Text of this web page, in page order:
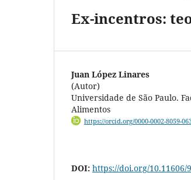
Ex-incentros:
Juan López Linares
(Autor)
Universidade de São Paulo.
Alimentos
https://orcid.org/0000-0002-8059-
DOI: https://doi.org/10.11606/